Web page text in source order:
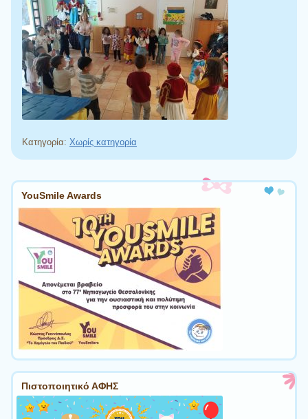
Κατηγορία: Χωρίς κατηγορία
Πλοήγηση άρθρων
YouSmile Awards
Πιστοποιητικό ΑΦΗΣ